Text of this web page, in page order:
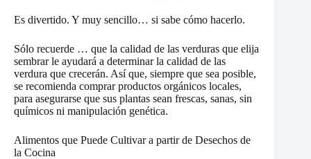
Es divertido. Y muy sencillo… si sabe cómo hacerlo.
Sólo recuerde … que la calidad de las verduras que elija
sembrar le ayudará a determinar la calidad de las
verdura que crecerán. Así que, siempre que sea posible,
se recomienda comprar productos orgánicos locales,
para asegurarse que sus plantas sean frescas, sanas, sin
químicos ni manipulación genética.
Alimentos que Puede Cultivar a partir de Desechos de
la Cocina